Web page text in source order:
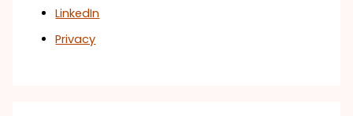
LinkedIn
Privacy